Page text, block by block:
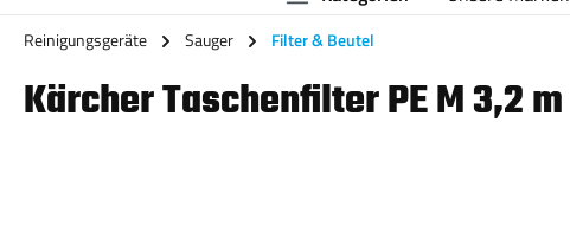
Reinigungsgeräte Sauger Filter & Beutel
Kärcher Taschenfilter PE M 3,2 m